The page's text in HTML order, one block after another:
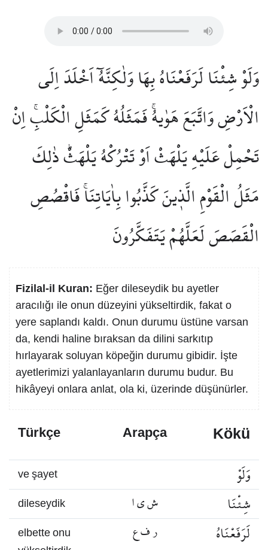
وَلَوْ شِئْنَا لَرَفَعْنَاهُ بِهَا وَلٰكِنَّهُٓ اَخْلَدَ اِلَى
الْاَرْضِ وَاتَّبَعَ هَوٰيهُۚ فَمَثَلُهُ كَمَثَلِ الْكَلْبِۚ اِنْ
تَحْمِلْ عَلَيْهِ يَلْهَثْ اَوْ تَتْرُكْهُ يَلْهَثْۜ ذٰلِكَ
مَثَلُ الْقَوْمِ الَّذ۪ينَ كَذَّبُوا بِاٰيَاتِنَاۚ فَاقْصُصِ
الْقَصَصَ لَعَلَّهُمْ يَتَفَكَّرُونَ
Fizilal-il Kuran: Eğer dileseydik bu ayetler
aracılığı ile onun düzeyini yükseltirdik, fakat o
yere saplandı kaldı. Onun durumu üstüne varsan
da, kendi haline bıraksan da dilini sarkıtıp
hırlayarak soluyan köpeğin durumu gibidir. İşte
ayetlerimizi yalanlayanların durumu budur. Bu
hikâyeyi onlara anlat, ola ki, üzerinde düşünürler.
Türkçe Arapça Kökü
ve şayet وَلَوْ
dileseydik ش ي ا شِئْنَا
elbette onu
ر ف ع لَرَفَعْنَاهُ